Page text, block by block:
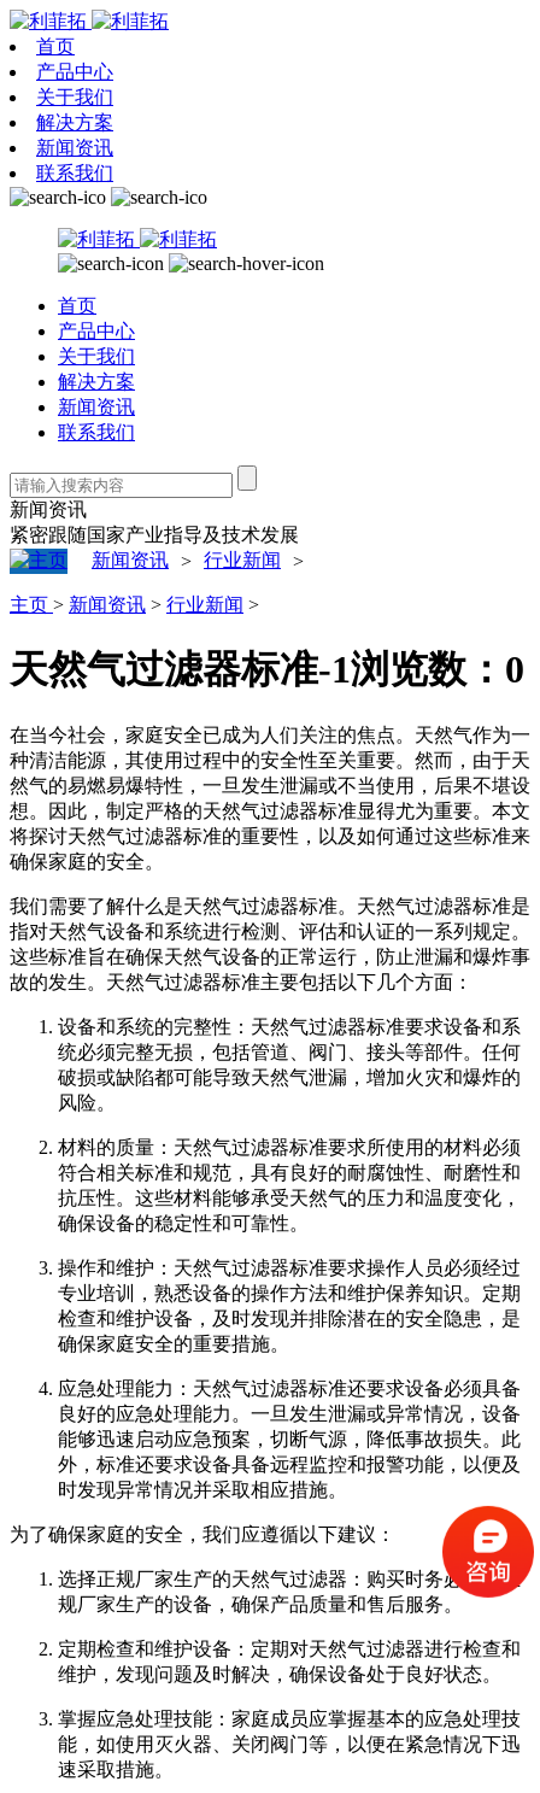
首页
产品中心
关于我们
解决方案
新闻资讯
联系我们
首页
产品中心
关于我们
解决方案
新闻资讯
联系我们
新闻资讯
紧密跟随国家产业指导及技术发展
新闻资讯 > 行业新闻 >
主页 > 新闻资讯 > 行业新闻 >
天然气过滤器标准-1浏览数： 0
在当今社会，家庭安全已成为人们关注的焦点。天然气作为一
种清洁能源，其使用过程中的安全性至关重要。然而，由于天
然气的易燃易爆特性，一旦发生泄漏或不当使用，后果不堪设
想。因此，制定严格的天然气过滤器标准显得尤为重要。本文
将探讨天然气过滤器标准的重要性，以及如何通过这些标准来
确保家庭的安全。
我们需要了解什么是天然气过滤器标准。天然气过滤器标准是
指对天然气设备和系统进行检测、评估和认证的一系列规定。
这些标准旨在确保天然气设备的正常运行，防止泄漏和爆炸事
故的发生。天然气过滤器标准主要包括以下几个方面：
设备和系统的完整性：天然气过滤器标准要求设备和系
统必须完整无损，包括管道、阀门、接头等部件。任何
破损或缺陷都可能导致天然气泄漏，增加火灾和爆炸的
风险。
材料的质量：天然气过滤器标准要求所使用的材料必须
符合相关标准和规范，具有良好的耐腐蚀性、耐磨性和
抗压性。这些材料能够承受天然气的压力和温度变化，
确保设备的稳定性和可靠性。
操作和维护：天然气过滤器标准要求操作人员必须经过
专业培训，熟悉设备的操作方法和维护保养知识。定期
检查和维护设备，及时发现并排除潜在的安全隐患，是
确保家庭安全的重要措施。
应急处理能力：天然气过滤器标准还要求设备必须具备
良好的应急处理能力。一旦发生泄漏或异常情况，设备
能够迅速启动应急预案，切断气源，降低事故损失。此
外，标准还要求设备具备远程监控和报警功能，以便及
时发现异常情况并采取相应措施。
为了确保家庭的安全，我们应遵循以下建议：
选择正规厂家生产的天然气过滤器：购买时务必选择正
规厂家生产的设备，确保产品质量和售后服务。
定期检查和维护设备：定期对天然气过滤器进行检查和
维护，发现问题及时解决，确保设备处于良好状态。
掌握应急处理技能：家庭成员应掌握基本的应急处理技
能，如使用灭火器、关闭阀门等，以便在紧急情况下迅
速采取措施。